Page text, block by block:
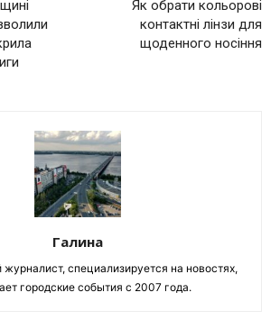
Як обрати кольорові
контактні лінзи для
щоденного носіння
Галина
специализируется на новостях,
городские события с 2007 года.